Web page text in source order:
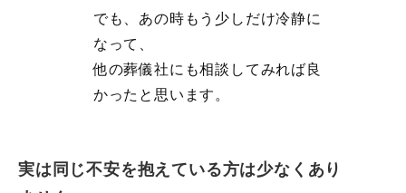
でも、あの時もう少しだけ冷静に
なって、
他の葬儀社にも相談してみれば良
かったと思います。
実は同じ不安を抱えている方は少なくあり